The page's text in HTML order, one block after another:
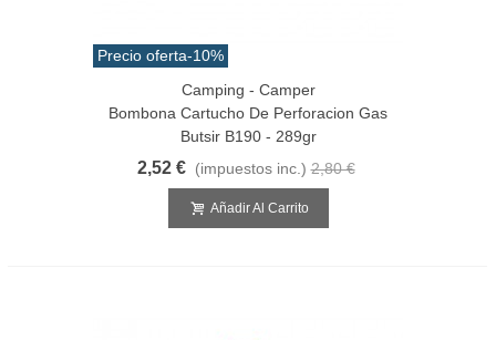
Precio oferta-10%
Camping - Camper
Bombona Cartucho De Perforacion Gas
Butsir B190 - 289gr
2,52 € (impuestos inc.) 2,80 €
Añadir Al Carrito